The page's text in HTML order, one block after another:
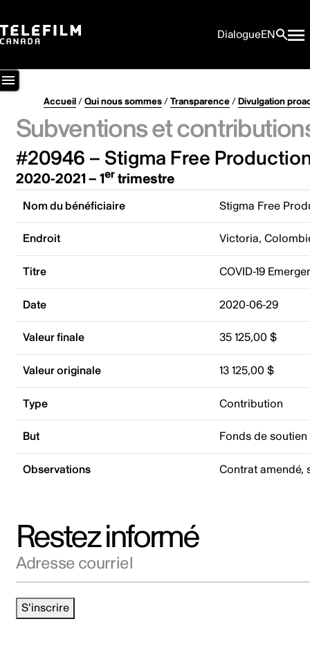
DialogueEN
Accueil/Qui nous sommes/Transparence/Divulgation
Subventions et
#20946 – Stigma Free
2020-2021 – 1ertrimestre
Nom du bénéficiaire Stigma Free
Endroit Victoria,
Titre COVID-19
Date 2020-06-29
Valeur finale 35 125,00 $
Valeur originale 13 125,00 $
Type Contribution
But Fonds de soutien
Observations Contrat amendé,
Restez informé
S'inscrire